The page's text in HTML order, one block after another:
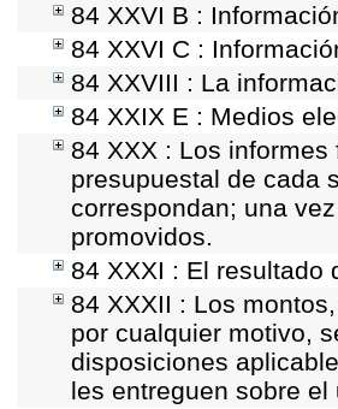
84 XXVI B :
84 XXVI C :
84 XXVIII : La
84 XXIX E : Medios
84 XXX : Los
presupuestal de cada
correspondan; una
promovidos.
84 XXXI : El resultado
84 XXXII : Los
por cualquier motivo,
disposiciones
les entreguen sobre